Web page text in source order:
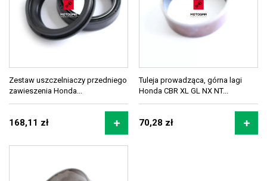
Zestaw uszczelniaczy przedniego
zawieszenia Honda...
168,11 zł
Tuleja prowadząca, górna lagi
Honda CBR XL GL NX NT...
70,28 zł